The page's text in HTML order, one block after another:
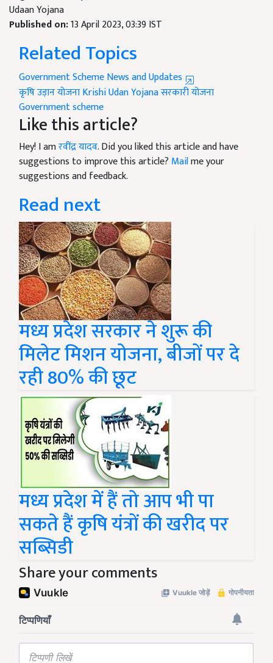
Udaan Yojana
Published on:13 April 2023, 03:39 IST
Related Topics
Government Scheme News and Updates
कृषि उड़ान योजनाKrishi Udan Yojanaसरकारी योजना
Government scheme
Like this article?
Hey! I amरवींद्र यादव. Did you liked this article and have
suggestions to improve this article? Mailme your
suggestions and feedback.
Read next
मध्य प्रदेश सरकार ने शुरू की
मिलेट मिशन योजना, बीजों पर दे
रही 80% की छूट
मध्य प्रदेश में हैं तो आप भी पा
सकते हैं कृषि यंत्रों की खरीद पर
सब्सिडी
Share your comments